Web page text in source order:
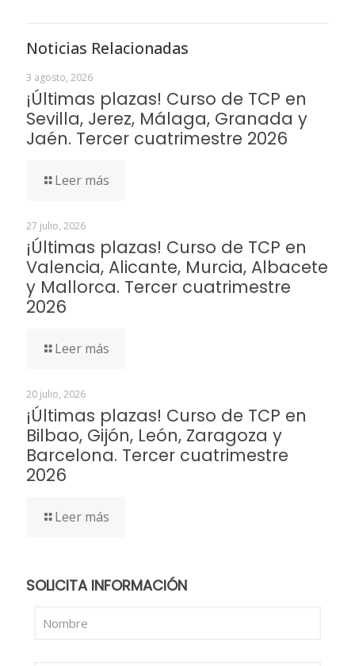
Noticias Relacionadas
3 agosto, 2026
¡Últimas plazas! Curso de TCP en
Sevilla, Jerez, Málaga, Granada y
Jaén. Tercer cuatrimestre 2026
Leer más
27 julio, 2026
¡Últimas plazas! Curso de TCP en
Valencia, Alicante, Murcia, Albacete
y Mallorca. Tercer cuatrimestre
2026
Leer más
20 julio, 2026
¡Últimas plazas! Curso de TCP en
Bilbao, Gijón, León, Zaragoza y
Barcelona. Tercer cuatrimestre
2026
Leer más
SOLICITA INFORMACIÓN